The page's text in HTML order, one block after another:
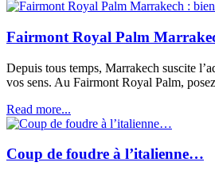
Fairmont Royal Palm
Depuis tous temps, Marrakech suscite
vos sens. Au Fairmont Royal Palm,
Read more...
Coup de foudre à l’italienne…